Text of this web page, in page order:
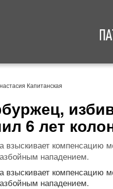
Капитанская
6 лет
взыскивает компенсацию
нападением.
взыскивает компенсацию
нападением.